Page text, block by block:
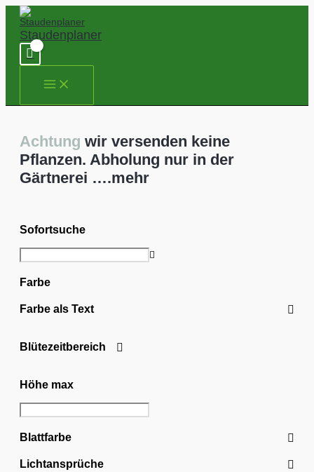
Zum
Inhalt
springen
Staudenplaner
Achtung wir versenden keine
Pflanzen. Abholung nur in der
Gärtnerei ….mehr
Sofortsuche
Farbe
Farbe als Text
Blütezeitbereich
Höhe max
Blattfarbe
Lichtansprüche